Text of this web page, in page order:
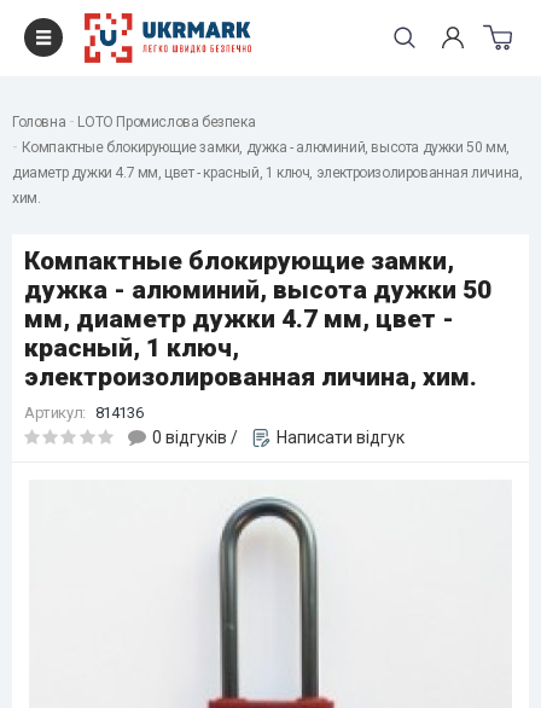
Головна
LOTO Промислова безпека
Компактные блокирующие замки, дужка - алюминий, высота дужки 50 мм,
диаметр дужки 4.7 мм, цвет - красный, 1 ключ, электроизолированная личина,
хим.
Компактные блокирующие замки,
дужка - алюминий, высота дужки 50
мм, диаметр дужки 4.7 мм, цвет -
красный, 1 ключ,
электроизолированная личина, хим.
Артикул: 814136
0 відгуків / Написати відгук